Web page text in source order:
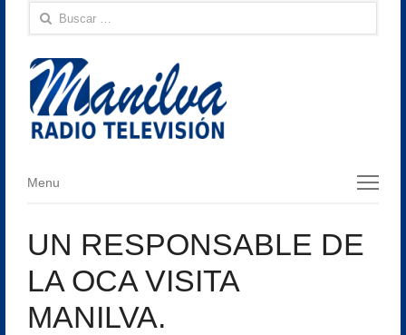
Buscar:
Menu
Menu
UN RESPONSABLE DE
LA OCA VISITA
MANILVA.